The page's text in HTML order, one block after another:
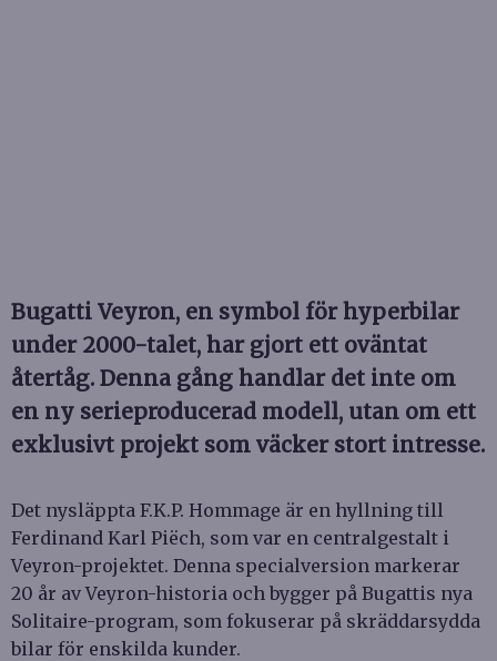
Bugatti Veyron, en symbol för hyperbilar
under 2000-talet, har gjort ett oväntat
återtåg. Denna gång handlar det inte om
en ny serieproducerad modell, utan om ett
exklusivt projekt som väcker stort intresse.
Det nysläppta F.K.P. Hommage är en hyllning till
Ferdinand Karl Piëch, som var en centralgestalt i
Veyron-projektet. Denna specialversion markerar
20 år av Veyron-historia och bygger på Bugattis nya
Solitaire-program, som fokuserar på skräddarsydda
bilar för enskilda kunder.